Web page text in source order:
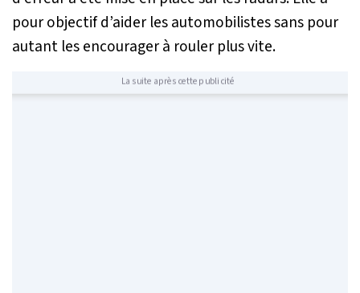
pour objectif d’aider les automobilistes sans pour
autant les encourager à rouler plus vite.
La suite après cette publicité